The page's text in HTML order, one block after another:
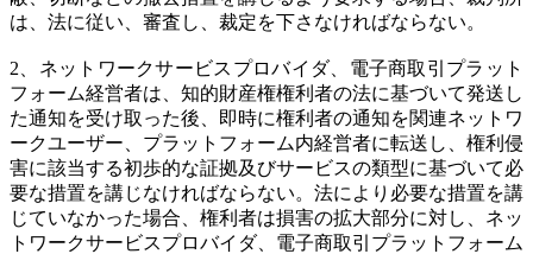
は、法に従い、審査し、裁定を下さなければならない。
2、ネットワークサービスプロバイダ、電子商取引プラット
フォーム経営者は、知的財産権権利者の法に基づいて発送し
た通知を受け取った後、即時に権利者の通知を関連ネットワ
ークユーザー、プラットフォーム内経営者に転送し、権利侵
害に該当する初歩的な証拠及びサービスの類型に基づいて必
要な措置を講じなければならない。法により必要な措置を講
じていなかった場合、権利者は損害の拡大部分に対し、ネッ
トワークサービスプロバイダ、電子商取引プラットフォーム